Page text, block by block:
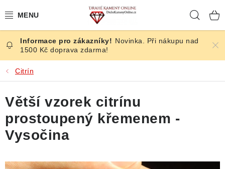
na
ČESKÉ KAMENY
ŠPERKY
KAMENY ZE SVĚTA
BROUŠENÉ
Novinka. Při nákupu nad
1500 Kč doprava zdarma!
Citrín
Větší vzorek citrínu
prostoupený křemenem -
Vysočina